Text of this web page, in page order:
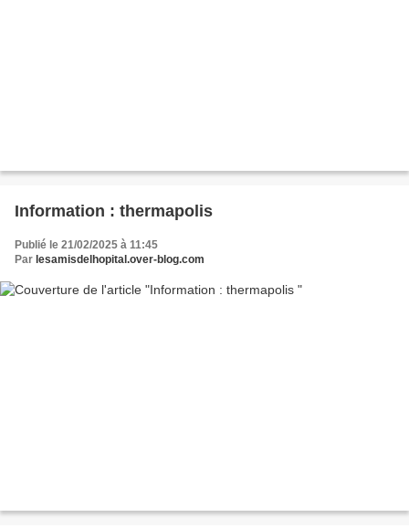
Information : thermapolis
Publié le 21/02/2025 à 11:45
Par lesamisdelhopital.over-blog.com